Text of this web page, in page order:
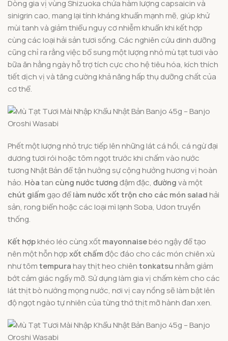
Dòng gia vị vùng Shizuoka chứa hàm lượng capsaicin và
sinigrin cao, mang lại tính kháng khuẩn mạnh mẽ, giúp khử
mùi tanh và giảm thiểu nguy cơ nhiễm khuẩn khi kết hợp
cùng các loại hải sản tươi sống. Các nghiên cứu dinh dưỡng
cũng chỉ ra rằng việc bổ sung một lượng nhỏ mù tạt tươi vào
bữa ăn hằng ngày hỗ trợ tích cực cho hệ tiêu hóa, kích thích
tiết dịch vị và tăng cường khả năng hấp thụ dưỡng chất của
cơ thể.
Phết một lượng nhỏ trực tiếp lên những lát cá hồi, cá ngừ đại
dương tươi rói hoặc tôm ngọt trước khi chấm vào nước
tương Nhật Bản để tận hưởng sự cộng hưởng hương vị hoàn
hảo. Hòatan cùng nước tươngđậm đặc,đườngvà một
chút giấm gạo đểlàm nước xốt trộn cho các món salad hải
sản, rong biển hoặc các loại mì lạnh Soba, Udon truyền
thống.
Kết hợpkhéo léo cùng xốtmayonnaisebéo ngậy để tạo
nên một hỗn hợpxốt chấmđộc đáo cho các món chiên xù
như tômtempura hay thịt heo chiêntonkatsu nhằm giảm
bớt cảm giác ngấy mỡ. Sử dụng làm gia vị chấm kèm cho các
lát thịt bò nướng mọng nước, nơi vị cay nồng sẽ làm bật lên
độ ngọt ngào tự nhiên của từng thớ thịt mỡ hành đan xen.